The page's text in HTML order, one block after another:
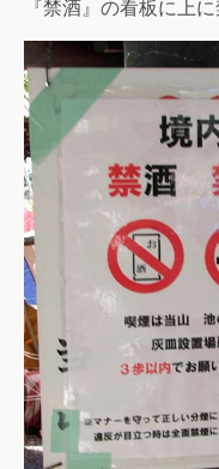
『禁酒』の看板に上